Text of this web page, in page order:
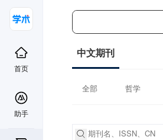
首页
助手
中文期刊
全部 哲学